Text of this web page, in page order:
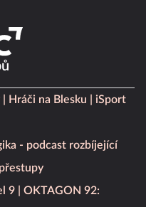
Hráči na Blesku
iSport
- podcast rozbíjející
9
OKTAGON 92: